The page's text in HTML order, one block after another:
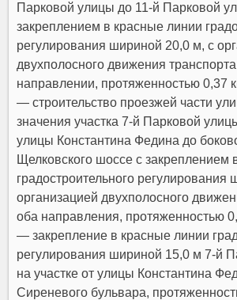
Парковой улицы до 11-й Парковой
закреплением в красные линии
регулирования шириной 20,0 м, с
двухполосного движения
направлении, протяженностью 0,37
— строительство проезжей части
значения участка 7-й Парковой
улицы Константина Федина до
Щелковского шоссе с закреплением
градостроительного регулирования
организацией двухполосного
оба направления, протяженностью
— закрепление в красные линии
регулирования шириной 15,0 м 7-й
на участке от улицы Константина
Сиреневого бульвара,